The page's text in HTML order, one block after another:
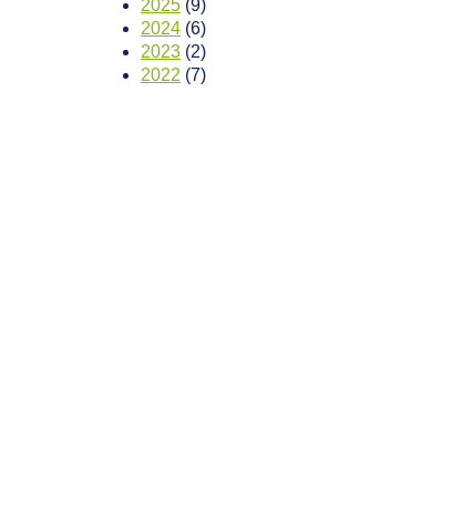
2025 (9)
2024 (6)
2023 (2)
2022 (7)